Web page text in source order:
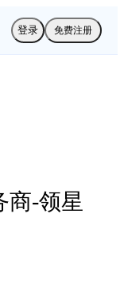
登录 免费注册
商-领星